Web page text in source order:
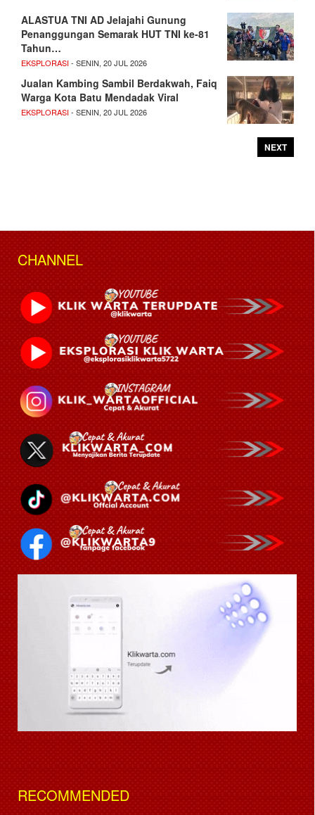
ALASTUA TNI AD Jelajahi Gunung
Penanggungan Semarak HUT TNI ke-81
Tahun…
EKSPLORASI- SENIN, 20 JUL 2026
Jualan Kambing Sambil Berdakwah, Faiq
Warga Kota Batu Mendadak Viral
EKSPLORASI- SENIN, 20 JUL 2026
NEXT
CHANNEL
RECOMMENDED